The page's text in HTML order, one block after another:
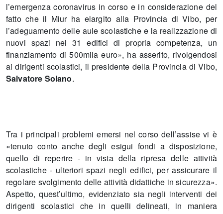
l’emergenza coronavirus in corso e in considerazione del
fatto che il Miur ha elargito alla Provincia di Vibo, per
l’adeguamento delle aule scolastiche e la realizzazione di
nuovi spazi nei 31 edifici di propria competenza, un
finanziamento di 500mila euro», ha asserito, rivolgendosi
ai dirigenti scolastici, il presidente della Provincia di Vibo,
Salvatore Solano.
Tra i principali problemi emersi nel corso dell’assise vi è
«tenuto conto anche degli esigui fondi a disposizione,
quello di reperire - in vista della ripresa delle attività
scolastiche - ulteriori spazi negli edifici, per assicurare il
regolare svolgimento delle attività didattiche in sicurezza».
Aspetto, quest’ultimo, evidenziato sia negli interventi dei
dirigenti scolastici che in quelli delineati, in maniera